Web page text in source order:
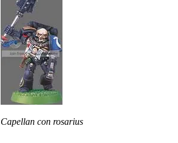
Capellan con rosarius